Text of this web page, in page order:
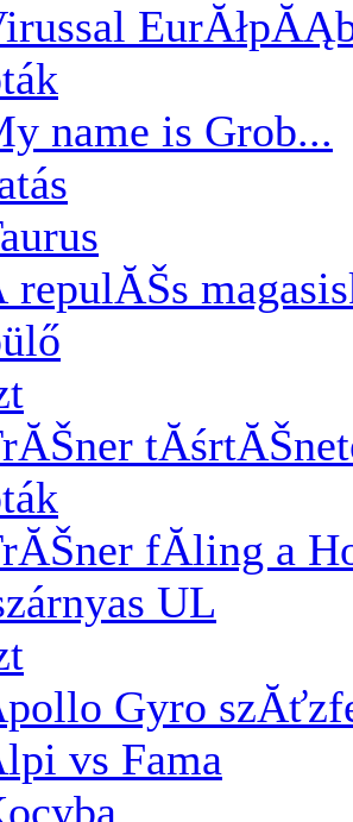
name is Grob...
repulĂŠs
fĂ­ling a
UL
Gyro
vs Fama